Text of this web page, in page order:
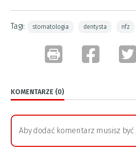
Tagi: stomatologia dentysta nfz
KOMENTARZE (0)
Aby dodać komentarz musisz być